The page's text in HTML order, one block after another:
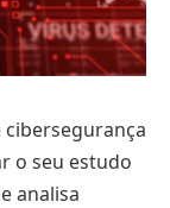
o seu estudo
analisa